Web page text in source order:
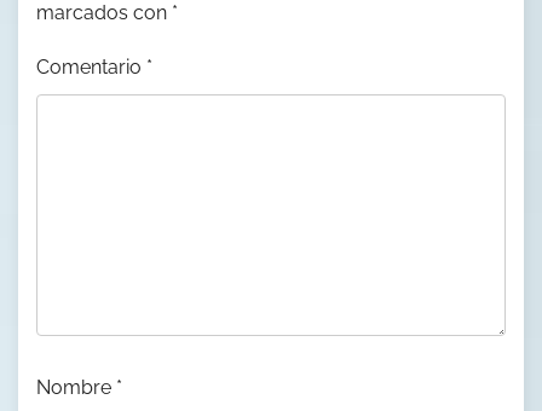
marcados con *
Comentario *
Nombre *